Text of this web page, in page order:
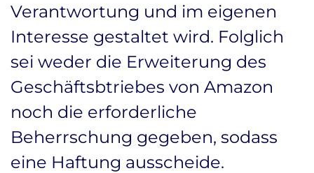
Verantwortung und im eigenen
Interesse gestaltet wird. Folglich
sei weder die Erweiterung des
Geschäftsbtriebes von Amazon
noch die erforderliche
Beherrschung gegeben, sodass
eine Haftung ausscheide.